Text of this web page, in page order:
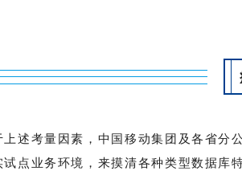
上述考量因素，中国移动集团及各省分
试点业务环境，来摸清各种类型数据库